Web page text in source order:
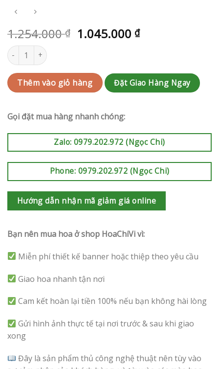
1.254.000₫ 1.045.000 ₫
Hoa Valentine Quận Thủ Đức | QC-RAK-G135 số lượng
Thêm vào giỏ hàng Đặt Giao Hàng Ngay
Gọi đặt mua hàng nhanh chóng:
Zalo: 0979.202.972 (Ngọc Chi)
Phone: 0979.202.972 (Ngọc Chi)
Hướng dẫn nhận mã giảm giá online
Bạn nên mua hoa ở shop HoaChiVi vì:
Miễn phí thiết kế banner hoặc thiệp theo yêu cầu
Giao hoa nhanh tận nơi
Cam kết hoàn lại tiền 100% nếu bạn không hài lòng
Gửi hình ảnh thực tế tại nơi trước & sau khi giao
xong
Đây là sản phẩm thủ công nghệ thuật nên tùy vào